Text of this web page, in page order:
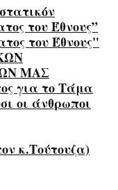
του Έθνους”
του Έθνους"
ΜΑΣ
για το Τάμα
οι άνθρωποι
κ.Τούτουζα)